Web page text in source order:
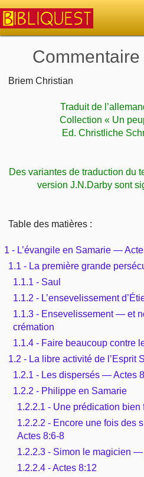
Retour à l'accueil
Sujets d'actualité
Outils
Paramètres
Écoutez la Bible
Au sujet de la Bible
Études et commentaires par
Lecture Journalière
Dieu
La Bible
L'Évangile, le Salut
Mort, résurrection
L'Église, l'Assemblée
Prophétie
Sanctification
Vie pratique
Mariage, famille
Études et commentaires par
Personnages bibliques
Édification
Commentaires journaliers
COURS Bibliques - GUIDES de
Pour débuter
Rechercher dans le site
Sujets de A à Z
Ouvrages de A à Z
Auteurs de A à Z
Études et commentaires par
Sommaires
Aperçus Livres de la Bible
Autres FAQ
Briem Christian
Traduit de
Collection « Un
Ed. Christliche
Des variantes de traduction du
version J.N.Darby sont
Table des matières :
1 - L’évangile en Samarie —
1.1 - La première grande
1.1.1 - Saul
1.1.2 - L’ensevelissement
1.1.3 - Ensevelissement — et
crémation
1.1.4 - Faire beaucoup contre
1.2 - La libre activité de l’Esprit
1.2.1 - Les dispersés — Actes
1.2.2 - Philippe en Samarie
1.2.2.1 - Une prédication
1.2.2.2 - Encore une fois des
Actes 8:6-8
1.2.2.3 - Simon le magicien —
1.2.2.4 - Actes 8:12